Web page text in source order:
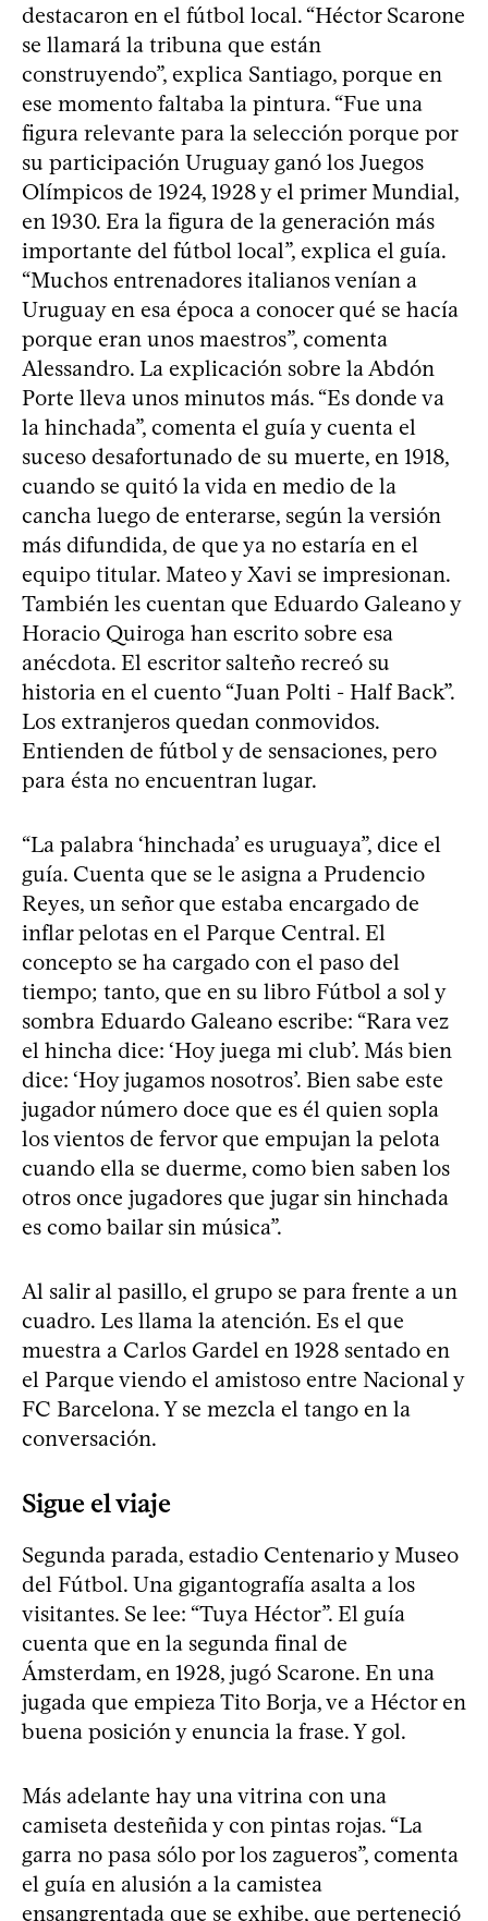
destacaron en el fútbol local. “Héctor Scarone
se llamará la tribuna que están
construyendo”, explica Santiago, porque en
ese momento faltaba la pintura. “Fue una
figura relevante para la selección porque por
su participación Uruguay ganó los Juegos
Olímpicos de 1924, 1928 y el primer Mundial,
en 1930. Era la figura de la generación más
importante del fútbol local”, explica el guía.
“Muchos entrenadores italianos venían a
Uruguay en esa época a conocer qué se hacía
porque eran unos maestros”, comenta
Alessandro. La explicación sobre la Abdón
Porte lleva unos minutos más. “Es donde va
la hinchada”, comenta el guía y cuenta el
suceso desafortunado de su muerte, en 1918,
cuando se quitó la vida en medio de la
cancha luego de enterarse, según la versión
más difundida, de que ya no estaría en el
equipo titular. Mateo y Xavi se impresionan.
También les cuentan que Eduardo Galeano y
Horacio Quiroga han escrito sobre esa
anécdota. El escritor salteño recreó su
historia en el cuento “Juan Polti - Half Back”.
Los extranjeros quedan conmovidos.
Entienden de fútbol y de sensaciones, pero
para ésta no encuentran lugar.
“La palabra ‘hinchada’ es uruguaya”, dice el
guía. Cuenta que se le asigna a Prudencio
Reyes, un señor que estaba encargado de
inflar pelotas en el Parque Central. El
concepto se ha cargado con el paso del
tiempo; tanto, que en su libro Fútbol a sol y
sombra Eduardo Galeano escribe: “Rara vez
el hincha dice: ‘Hoy juega mi club’. Más bien
dice: ‘Hoy jugamos nosotros’. Bien sabe este
jugador número doce que es él quien sopla
los vientos de fervor que empujan la pelota
cuando ella se duerme, como bien saben los
otros once jugadores que jugar sin hinchada
es como bailar sin música”.
Al salir al pasillo, el grupo se para frente a un
cuadro. Les llama la atención. Es el que
muestra a Carlos Gardel en 1928 sentado en
el Parque viendo el amistoso entre Nacional y
FC Barcelona. Y se mezcla el tango en la
conversación.
Sigue el viaje
Segunda parada, estadio Centenario y Museo
del Fútbol. Una gigantografía asalta a los
visitantes. Se lee: “Tuya Héctor”. El guía
cuenta que en la segunda final de
Ámsterdam, en 1928, jugó Scarone. En una
jugada que empieza Tito Borja, ve a Héctor en
buena posición y enuncia la frase. Y gol.
Más adelante hay una vitrina con una
camiseta desteñida y con pintas rojas. “La
garra no pasa sólo por los zagueros”, comenta
el guía en alusión a la camistea
ensangrentada que se exhibe, que perteneció